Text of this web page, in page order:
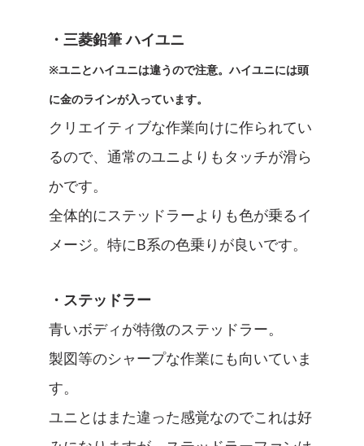
・三菱鉛筆 ハイユニ
※ユニとハイユニは違うので注意。ハイユニには頭
に金のラインが入っています。
クリエイティブな作業向けに作られてい
るので、通常のユニよりもタッチが滑ら
かです。
全体的にステッドラーよりも色が乗るイ
メージ。特にB系の色乗りが良いです。
・ステッドラー
青いボディが特徴のステッドラー。
製図等のシャープな作業にも向いていま
す。
ユニとはまた違った感覚なのでこれは好